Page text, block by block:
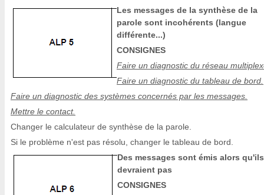
Les messages de la synthèse de la
parole sont incohérents (langue
différente...)
CONSIGNES
Faire un diagnostic du réseau
Faire un diagnostic du tableau de bord.
Faire un diagnostic des systèmes concernés par les messages.
Mettre le contact.
Changer le calculateur de synthèse de la parole.
Si le problème n'est pas résolu, changer le tableau de bord.
Des messages sont émis alors
devraient pas
CONSIGNES